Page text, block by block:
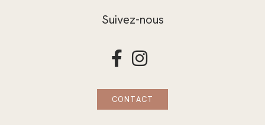
Suivez-nous
 
CONTACT